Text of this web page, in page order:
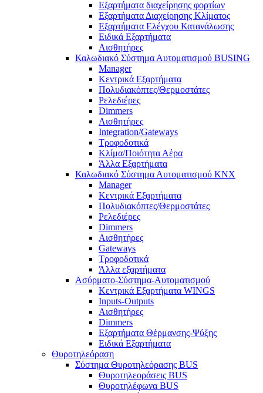
Εξαρτήματα διαχείρησης φορτίων
Εξαρτήματα Διαχείρησης Κλίματος
Εξαρτήματα Ελέγχου Κατανάλωσης
Ειδικά Εξαρτήματα
Αισθητήρες
Καλωδιακό Σύστημα Αυτοματισμού BUSING
Manager
Κεντρικά Εξαρτήματα
Πολυδιακόπτες/Θερμοστάτες
Ρελεδιέρες
Dimmers
Αισθητήρες
Integration/Gateways
Τροφοδοτικά
Κλίμα/Ποιότητα Αέρα
Άλλα Εξαρτήματα
Καλωδιακό Σύστημα Αυτοματισμού KNX
Manager
Κεντρικά Εξαρτήματα
Πολυδιακόπτες/Θερμοστάτες
Ρελεδιέρες
Dimmers
Αισθητήρες
Gateways
Τροφοδοτικά
Άλλα εξαρτήματα
Ασύρματο-Σύστημα-Αυτοματισμού
Κεντρικά Εξαρτήματα WINGS
Inputs-Outputs
Αισθητήρες
Dimmers
Εξαρτήματα Θέρμανσης-Ψύξης
Ειδικά Εξαρτήματα
Θυροτηλεόραση
Σύστημα Θυροτηλεόρασης BUS
Θυροτηλεοράσεις BUS
Θυροτηλέφωνα BUS